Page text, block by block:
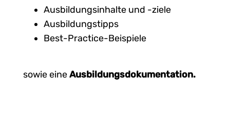
Ausbildungsinhalte und -ziele
Ausbildungstipps
Best-Practice-Beispiele
sowie eineAusbildungsdokumentation.